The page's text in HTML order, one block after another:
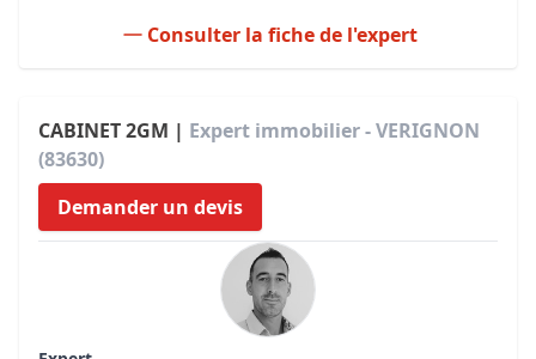
Consulter la fiche de l'expert
CABINET 2GM | Expert immobilier - VERIGNON
(83630)
Demander un devis